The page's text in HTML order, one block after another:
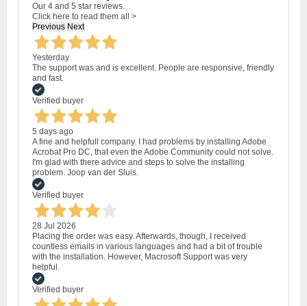
Our 4 and 5 star reviews.
Click here to read them all >
Previous Next
Yesterday
The support was and is excellent. People are responsive, friendly
and fast.
Verified buyer
5 days ago
A fine and helpfull company. I had problems by installing Adobe
Acrobat Pro DC, that even the Adobe Community could not solve.
I'm glad with there advice and steps to solve the installing
problem. Joop van der Sluis.
Verified buyer
28 Jul 2026
Placing the order was easy. Afterwards, though, I received
countless emails in various languages and had a bit of trouble
with the installation. However, Macrosoft Support was very
helpful.
Verified buyer